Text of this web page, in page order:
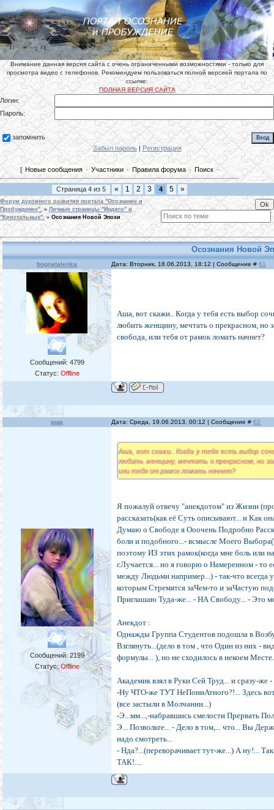
Внимание данная версия сайта с очень ограниченными возможностями - только для
просмотра видео с телефонов. Рекомендуем пользоваться полной версией портала по
ссылке:
ПОЛНАЯ ВЕРСИЯ САЙТА
Логин:
Пароль:
запомнить
Забыл пароль| Регистрация
[ Новые сообщения · Участники · Правила форума · Поиск·
Страница 4 из 5 « 1 2 3 4 5 »
Форум духовного развития портала "Осознание и
Пробуждение". » Личные страницы "Индиго" и
"Кристальных". » Осознания Новой Эпохи
Осознания Новой
bognatalenka Дата: Вторник, 18.06.2013, 18:12 | Сообщение #61
Сообщений: 4799
Статус: Offline
Аша, вот скажи.. Когда у тебя есть выбор
любить женщину, мечтать о прекрасном, но
свобода, или тебя от рамок ломать начнет?
аша Дата: Среда, 19.06.2013, 00:12 | Сообщение #62
Сообщений: 2199
Статус:Offline
Аша, вот скажи.. Когда у тебя есть выбор
любить женщину, мечтать о прекрасном, но
или тебя от рамок ломать начнет?
Я пожалуй отвечу "анекдотом" из Жизни
рассказать(как её Суть описывают... и Как
Думаю о Свободе я Ооочень Подробно
боли и подобного...- всмысле Моего
поэтому ИЗ этих рамок(когда мне боль или
сЛучается... но я говорю о Намеренном -
между Людьми например...) - так-что всегда
которым Стремятся заЧем-то и заЧастую
Приглашаю Туда-же... - НА Свободу... - Это
Анекдот :
Однажды Группа Студентов подошла в
Взглянуть...(дело в том , что Один из них -
формулы... ), но не сходилось в некоем
Академик взял в Руки Сей Труд... и сразу-же
-Ну ЧТО-же ТУТ НеПониАтного?!... Здесь
(все застыли в Молчании...)
-Э...мм...,-набравшись смелости Прервать
Э... Позвольте... - Дело в том,... что... Вы
надо смотреть...
- Нда?...(переворачивает тут-же...) А ну!...
ТАК!....